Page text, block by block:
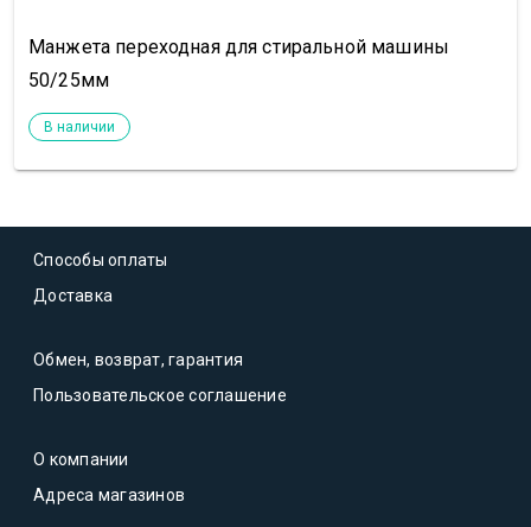
Манжета переходная для стиральной машины
50/25мм
В наличии
Способы оплаты
Доставка
Обмен, возврат, гарантия
Пользовательское соглашение
О компании
Адреса магазинов